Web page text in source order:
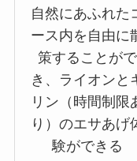
自然にあふれた
ース内を自由に
策することがで
き、ライオンと
リン（時間制限
り）のエサあげ
験ができる